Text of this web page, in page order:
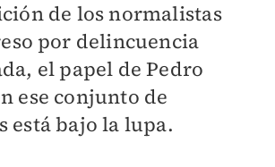
de los normalistas
por delincuencia
el papel de Pedro
ese conjunto de
está bajo la lupa.